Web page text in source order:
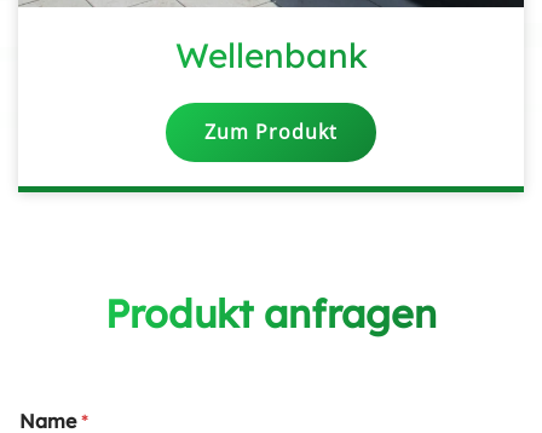
Wellenbank
Zum Produkt
Produkt anfragen
Name*